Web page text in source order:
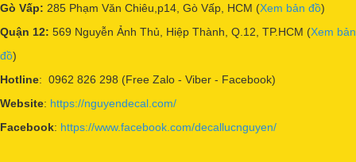
Gò Vấp: 285 Phạm Văn Chiêu,p14, Gò Vấp, HCM (Xem bản đồ)
Quận 12: 569 Nguyễn Ảnh Thủ, Hiệp Thành, Q.12, TP.HCM (Xem bản
đồ)
Hotline: 0962 826 298 (Free Zalo - Viber - Facebook)
Website: https://nguyendecal.com/
Facebook: https://www.facebook.com/decallucnguyen/